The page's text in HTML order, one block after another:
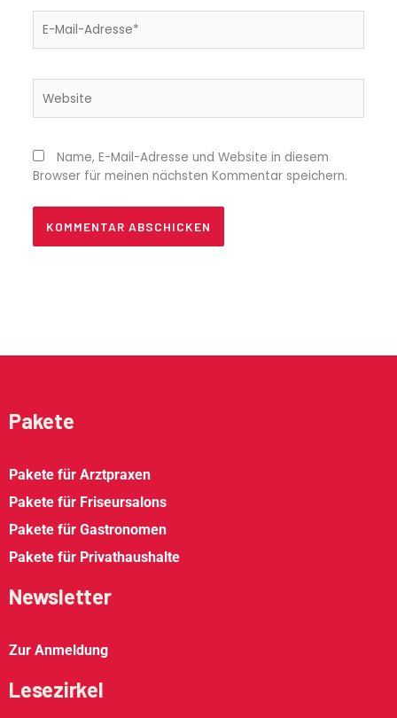
Mail-
Name, E-Mail-Adresse und Website in diesem
Browser für meinen nächsten Kommentar speichern.
Pakete
Pakete für Arztpraxen
Pakete für Friseursalons
Pakete für Gastronomen
Pakete für Privathaushalte
Newsletter
Zur Anmeldung
Lesezirkel